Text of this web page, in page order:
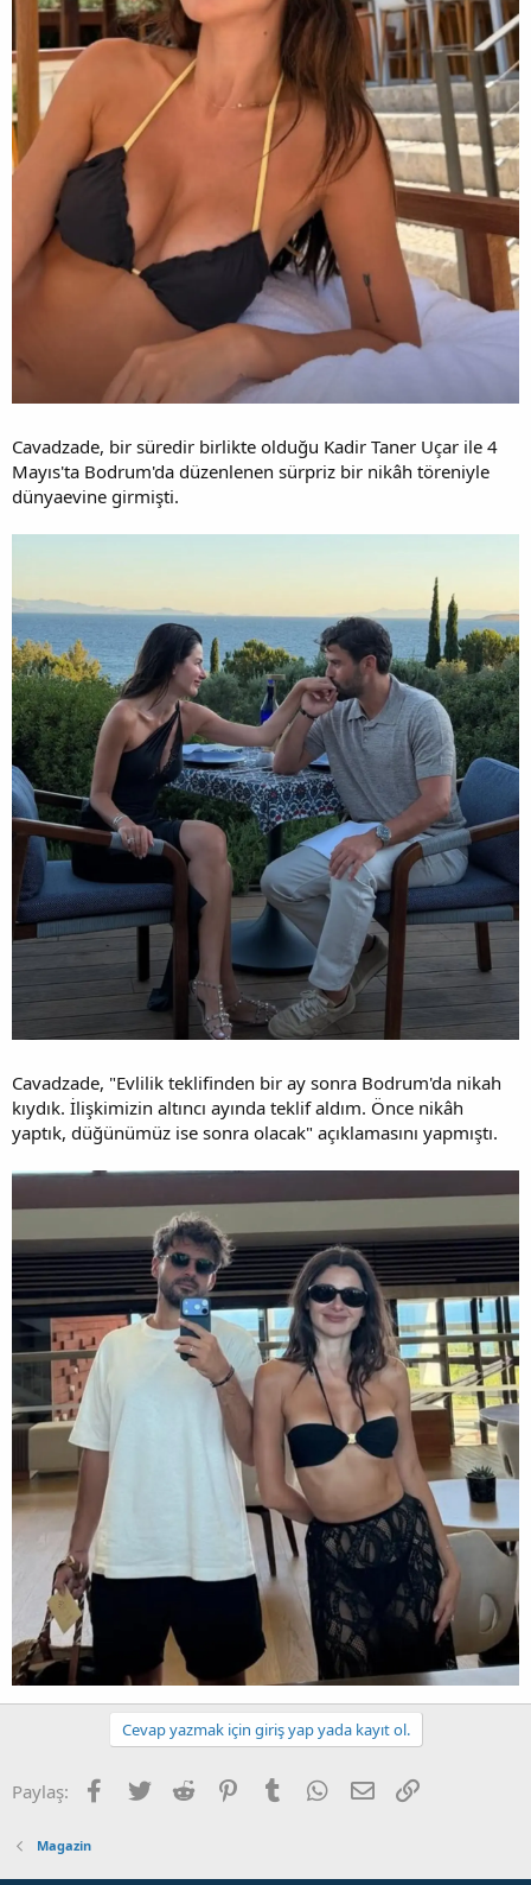
Cavadzade, bir süredir birlikte olduğu Kadir Taner Uçar ile 4
Mayıs'ta Bodrum'da düzenlenen sürpriz bir nikâh töreniyle
dünyaevine girmişti.
Cavadzade, "Evlilik teklifinden bir ay sonra Bodrum'da nikah
kıydık. İlişkimizin altıncı ayında teklif aldım. Önce nikâh
yaptık, düğünümüz ise sonra olacak" açıklamasını yapmıştı.
Cevap yazmak için giriş yap yada kayıt ol.
Paylaş: Facebook
Twitter Reddit PinterestTumblr WhatsApp
E-posta
Magazin